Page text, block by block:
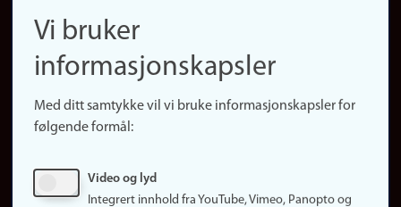
(no)
Finn forsker
Presse
Finn studier
Ledige stillinger
Vi bruker
informasjonskapsler
Med ditt samtykke vil vi bruke informasjonskapsler for
følgende formål:
Video og lyd
Integrert innhold fra YouTube, Vimeo, Panopto og